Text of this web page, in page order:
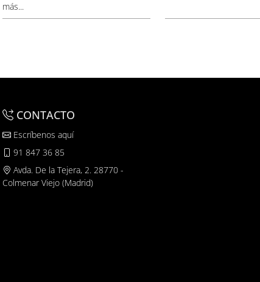
más...
CONTACTO
Escríbenos aquí
91 847 36 85
Avda. De la Tejera, 2. 28770 -
Colmenar Viejo (Madrid)